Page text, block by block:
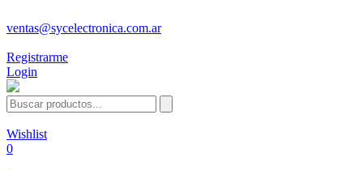
ventas@sycelectronica.com.ar
Registrarme
Login
Wishlist
0